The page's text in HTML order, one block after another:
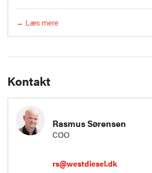
→ Læs mere
Kontakt
Rasmus Sørensen
COO
rs@westdiesel.dk